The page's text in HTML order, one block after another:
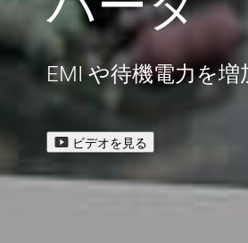
EMI や待機電力を
ビデオを見る